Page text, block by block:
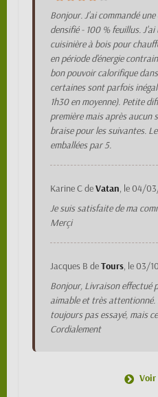
Bonjour. J'ai commandé
densifié - 100 % feuillus.
cuisinière à bois pour
en période d'énergie
bon pouvoir calorifique
certaines sont parfois
1h30 en moyenne). Petite
première mais après aucun
braise pour les suivantes.
emballées par 5.
Karine CdeVatan, le04/
Je suis satisfaite de ma
Merçi
Jacques B deTours, le03/
Bonjour, Livraison
aimable et très attentionné.
toujours pas essayé, mais
Cordialement